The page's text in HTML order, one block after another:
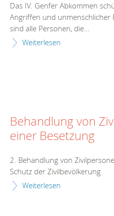
Das IV. Genfer Abkommen
Angriffen und unmenschlicher
sind alle Personen, die...
Weiterlesen
Behandlung von
einer Besetzung
2. Behandlung von
Schutz der Zivilbevölkerung
Weiterlesen